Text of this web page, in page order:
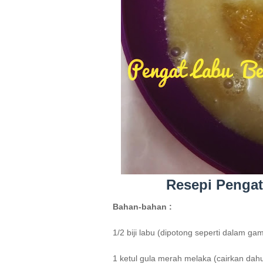
Resepi
Bahan-bahan :
1/2 biji labu (dipotong seperti dalam
1 ketul gula merah melaka (cairkan